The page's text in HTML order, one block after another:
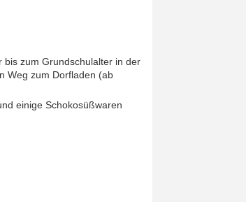
bis zum Grundschulalter in der
Weg zum Dorfladen (ab
einige Schokosüßwaren